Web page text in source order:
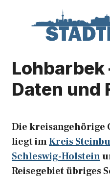
Lohbarbek
Daten und
Die kreisangehörige
liegt imKreis
Schleswig-Holstein
Reisegebiet übriges